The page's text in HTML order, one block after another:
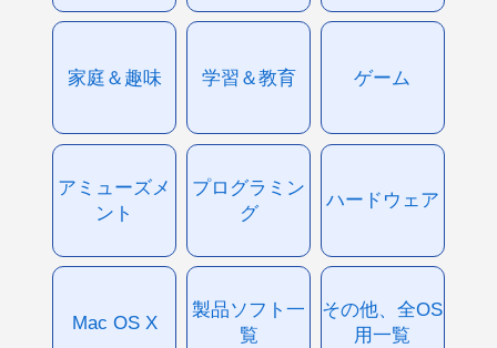
家庭＆趣味 学習＆教育 ゲーム
アミューズメ
ント
プログラミン
グ
ハードウェア
Mac OS X
製品ソフト一
覧
その他、全OS
用一覧